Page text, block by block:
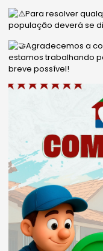
Para resolver
população deverá se
Agradecemos a
estamos trabalhando
breve possível!